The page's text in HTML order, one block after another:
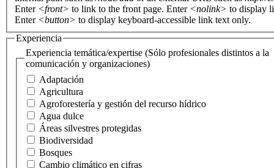
Enter <front> to link to the front page. Enter <nolink> to display
Enter <button> to display keyboard-accessible link text only.
Experiencia
Experiencia temática/expertise (Sólo profesionales distintos a la
comunicación y organizaciones)
Adaptación
Agricultura
Agroforestería y gestión del recurso hídrico
Agua dulce
Áreas silvestres protegidas
Biodiversidad
Bosques
Cambio climático en cifras